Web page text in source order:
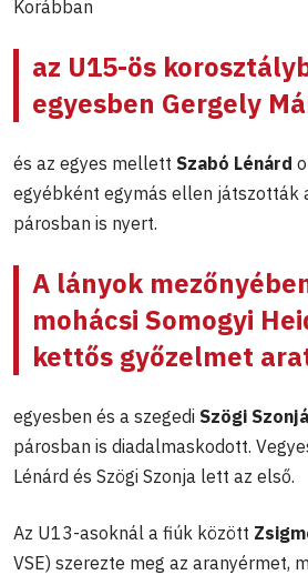
Korábban
az U15-ös
egyesben Gergely
és az egyes mellett Szabó Lénárd
egyébként egymás ellen játszották
párosban is nyert.
A lányok
mohácsi Somogyi
kettős győzelmet
egyesben és a szegedi Szögi
párosban is diadalmaskodott.
Lénárd és Szögi Szonja lett az első.
Az U13-asoknál a fiúk között
VSE) szerezte meg az aranyérmet,